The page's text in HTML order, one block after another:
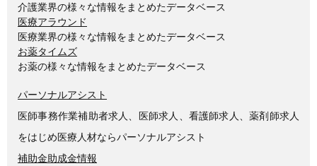
介護業界の様々な情報をまとめたデータベース
医療アラウンド
医療業界の様々な情報をまとめたデータベース
お薬タイムズ
お薬の様々な情報をまとめたデータベース
パーソナルアシスト
医師事務作業補助者求人、医師求人、看護師求人、薬剤師求人
をはじめ医療人材ならパーソナルアシスト
補助金助成金情報